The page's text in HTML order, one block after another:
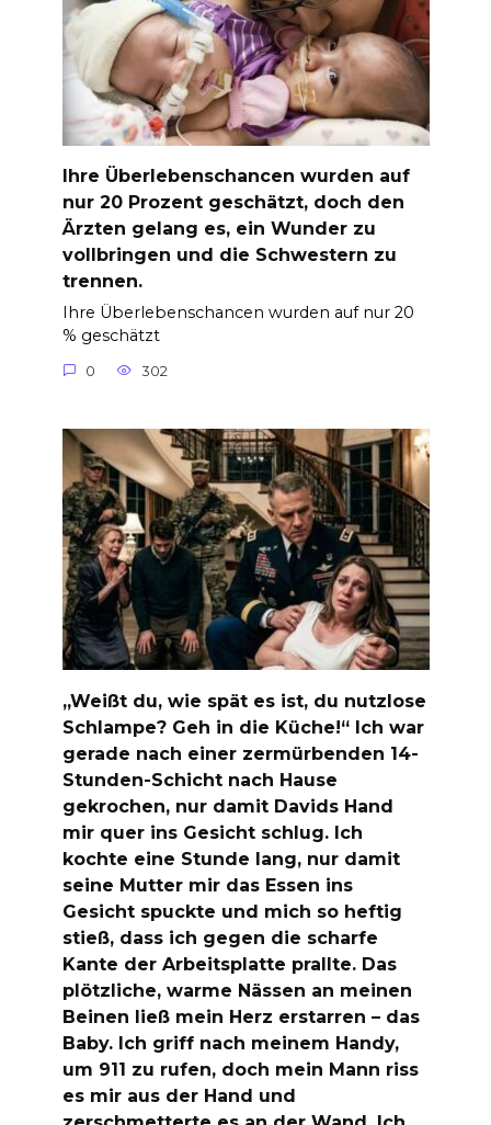
Ihre Überlebenschancen wurden auf
nur 20 Prozent geschätzt, doch den
Ärzten gelang es, ein Wunder zu
vollbringen und die Schwestern zu
trennen.
Ihre Überlebenschancen wurden auf nur 20
% geschätzt
0 302
„Weißt du, wie spät es ist, du nutzlose
Schlampe? Geh in die Küche!“ Ich war
gerade nach einer zermürbenden 14-
Stunden-Schicht nach Hause
gekrochen, nur damit Davids Hand
mir quer ins Gesicht schlug. Ich
kochte eine Stunde lang, nur damit
seine Mutter mir das Essen ins
Gesicht spuckte und mich so heftig
stieß, dass ich gegen die scharfe
Kante der Arbeitsplatte prallte. Das
plötzliche, warme Nässen an meinen
Beinen ließ mein Herz erstarren – das
Baby. Ich griff nach meinem Handy,
um 911 zu rufen, doch mein Mann riss
es mir aus der Hand und